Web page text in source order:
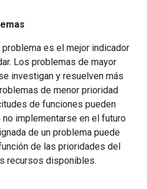
es el mejor indicador
Los problemas de mayor
investigan y resuelven más
de menor prioridad
de funciones pueden
implementarse en el futuro
de un problema puede
de las prioridades del
recursos disponibles.